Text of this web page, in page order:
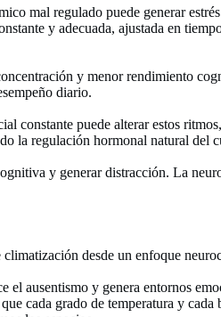
mal regulado puede generar
y adecuada, ajustada en
y menor rendimiento
diario.
constante puede alterar estos
la regulación hormonal natural del
y generar distracción. La
desde un enfoque
ausentismo y genera entornos
cada grado de temperatura y cada